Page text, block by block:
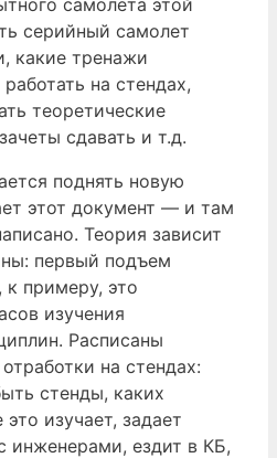
серийный самолет
какие тренажи
на стендах,
теоретические
сдавать и т.д.
поднять новую
этот документ — и там
Теория зависит
первый подъем
к примеру, это
изучения
Расписаны
на стендах:
стенды, каких
изучает, задает
инженерами, ездит в КБ,